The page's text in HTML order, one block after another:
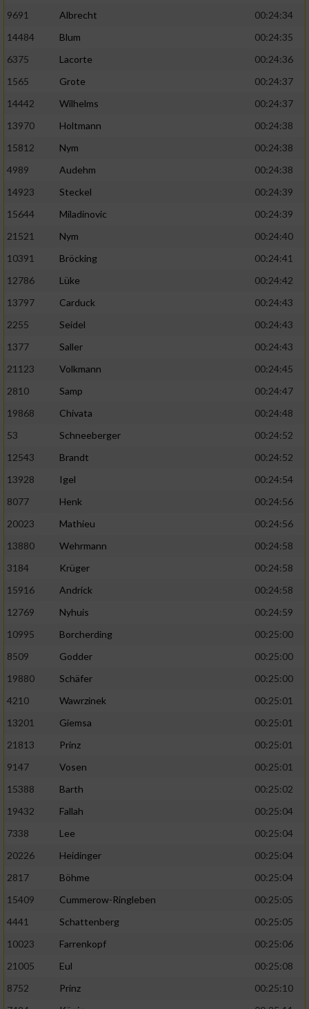
9691
Albrecht
00:24:34
14484
Blum
00:24:35
6375
Lacorte
00:24:36
1565
Grote
00:24:37
14442
Wilhelms
00:24:37
13970
Holtmann
00:24:38
15812
Nym
00:24:38
4989
Audehm
00:24:38
14923
Steckel
00:24:39
15644
Miladinovic
00:24:39
21521
Nym
00:24:40
10391
Bröcking
00:24:41
12786
Lüke
00:24:42
13797
Carduck
00:24:43
2255
Seidel
00:24:43
1377
Saller
00:24:43
21123
Volkmann
00:24:45
2810
Samp
00:24:47
19868
Chivata
00:24:48
53
Schneeberger
00:24:52
12543
Brandt
00:24:52
13928
Igel
00:24:54
8077
Henk
00:24:56
20023
Mathieu
00:24:56
13880
Wehrmann
00:24:58
3184
Krüger
00:24:58
15916
Andrick
00:24:58
12769
Nyhuis
00:24:59
10995
Borcherding
00:25:00
8509
Godder
00:25:00
19880
Schäfer
00:25:00
4210
Wawrzinek
00:25:01
13201
Giemsa
00:25:01
21813
Prinz
00:25:01
9147
Vosen
00:25:01
15388
Barth
00:25:02
19432
Fallah
00:25:04
7338
Lee
00:25:04
20226
Heidinger
00:25:04
2817
Böhme
00:25:04
15409
Cummerow-Ringleben
00:25:05
4441
Schattenberg
00:25:05
10023
Farrenkopf
00:25:06
21005
Eul
00:25:08
8752
Prinz
00:25:10